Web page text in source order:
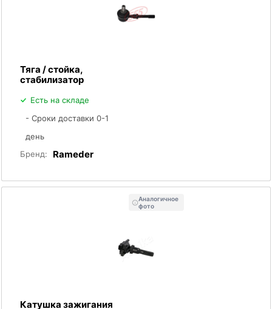
Тяга / стойка,
стабилизатор
Есть на складе
- Сроки доставки 0-1
день
Бренд:
Rameder
Аналогичное
фото
Катушка зажигания